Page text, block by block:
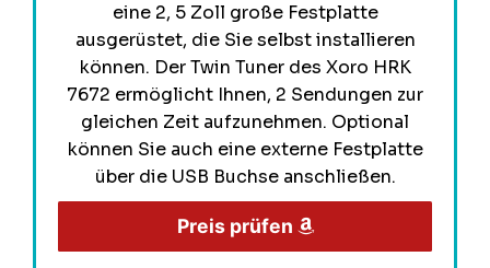
eine 2, 5 Zoll große Festplatte
ausgerüstet, die Sie selbst installieren
können. Der Twin Tuner des Xoro HRK
7672 ermöglicht Ihnen, 2 Sendungen zur
gleichen Zeit aufzunehmen. Optional
können Sie auch eine externe Festplatte
über die USB Buchse anschließen.
Preis prüfen